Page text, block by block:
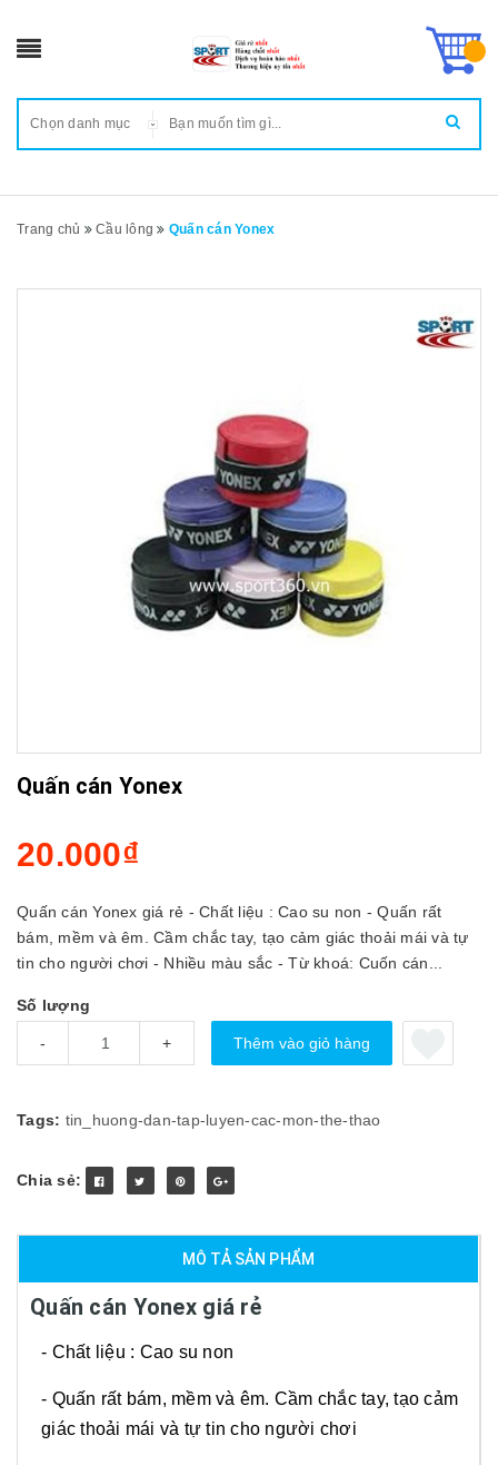
Chọn danh mục
Trang chủ Cầu lông Quấn cán Yonex
Quấn cán Yonex
20.000₫
Quấn cán Yonex giá rẻ - Chất liệu : Cao su non - Quấn rất
bám, mềm và êm. Cầm chắc tay, tạo cảm giác thoải mái và tự
tin cho người chơi - Nhiều màu sắc - Từ khoá: Cuốn cán...
Số lượng
- + Thêm vào giỏ hàng
Tags: tin_huong-dan-tap-luyen-cac-mon-the-thao
Chia sẻ:
MÔ TẢ SẢN PHẨM
Quấn cán Yonex giá rẻ
- Chất liệu : Cao su non
- Quấn rất bám, mềm và êm. Cầm chắc tay, tạo cảm
giác thoải mái và tự tin cho người chơi